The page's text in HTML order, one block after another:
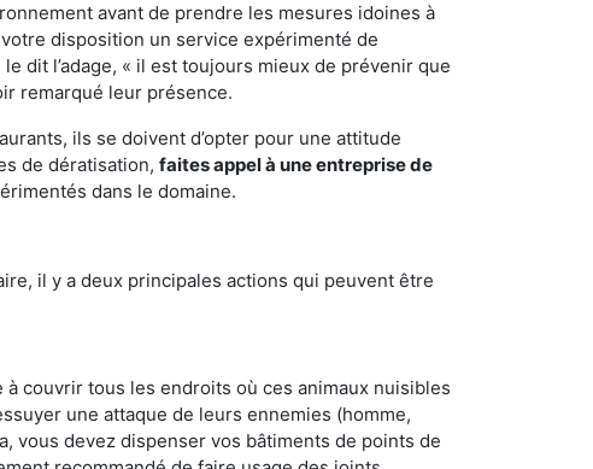
avant de prendre les mesures idoines à
disposition un service expérimenté de
dit l’adage, « il est toujours mieux de prévenir que
remarqué leur présence.
ils se doivent d’opter pour une attitude
de dératisation, faites appel à une entreprise de
dans le domaine.
il y a deux principales actions qui peuvent être
couvrir tous les endroits où ces animaux nuisibles
une attaque de leurs ennemies (homme,
vous devez dispenser vos bâtiments de points de